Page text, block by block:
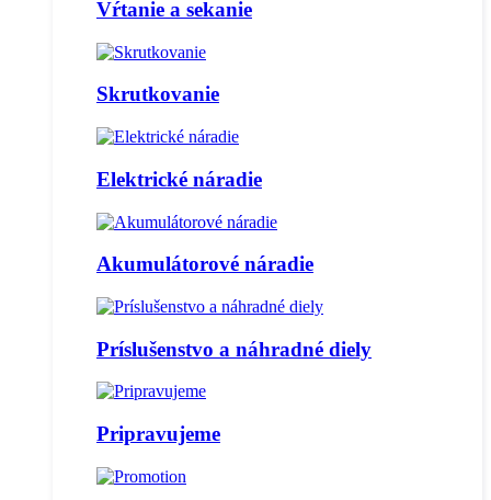
Vŕtanie a sekanie
Skrutkovanie
Elektrické náradie
Akumulátorové náradie
Príslušenstvo a náhradné diely
Pripravujeme